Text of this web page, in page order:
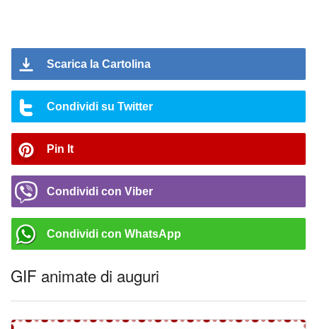
Scarica la Cartolina
Condividi su Twitter
Pin It
Condividi con Viber
Condividi con WhatsApp
GIF animate di auguri